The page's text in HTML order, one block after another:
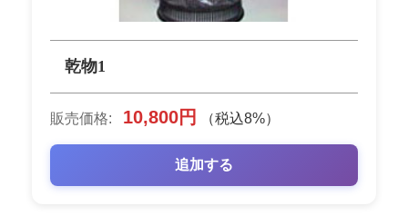
乾物1
販売価格: 10,800円 （税込8%）
追加する